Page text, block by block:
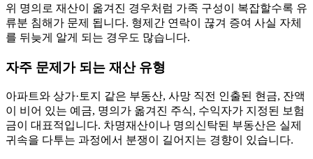
위 명의로 재산이 옮겨진 경우처럼 가족 구성이 복잡할수록 유
류분 침해가 문제 됩니다. 형제간 연락이 끊겨 증여 사실 자체
를 뒤늦게 알게 되는 경우도 많습니다.
자주 문제가 되는 재산 유형
아파트와 상가·토지 같은 부동산, 사망 직전 인출된 현금, 잔액
이 비어 있는 예금, 명의가 옮겨진 주식, 수익자가 지정된 보험
금이 대표적입니다. 차명재산이나 명의신탁된 부동산은 실제
귀속을 다투는 과정에서 분쟁이 길어지는 경향이 있습니다.